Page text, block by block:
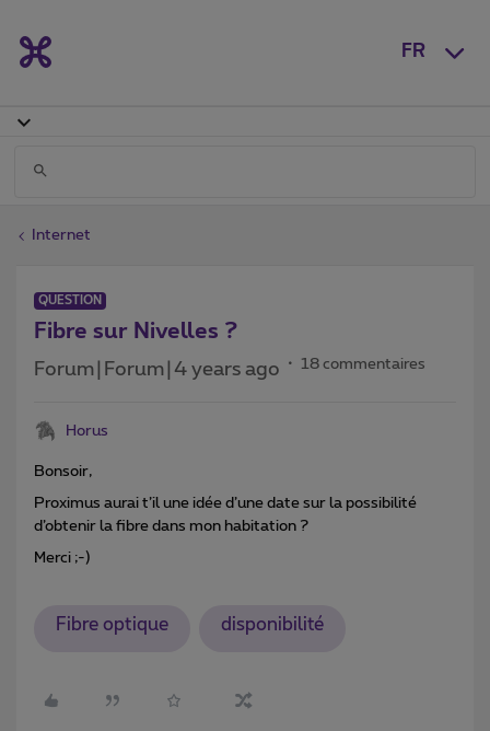
FR
Internet
QUESTION
Fibre sur Nivelles ?
Forum|Forum|4 years ago 18 commentaires
Horus
Bonsoir,
Proximus aurai t’il une idée d’une date sur la possibilité
d’obtenir la fibre dans mon habitation ?
Merci ;-)
Fibre optique disponibilité